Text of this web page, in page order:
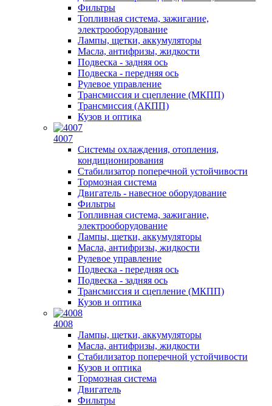
Фильтры
Топливная система, зажигание,
электрооборудование
Лампы, щетки, аккумуляторы
Масла, антифризы, жидкости
Подвеска - задняя ось
Подвеска - передняя ось
Рулевое управление
Трансмиссия и сцепление (МКПП)
Трансмиссия (АКПП)
Кузов и оптика
4007
Системы охлаждения, отопления,
кондиционирования
Стабилизатор поперечной устойчивости
Тормозная система
Двигатель - навесное оборудование
Фильтры
Топливная система, зажигание,
электрооборудование
Лампы, щетки, аккумуляторы
Масла, антифризы, жидкости
Рулевое управление
Подвеска - передняя ось
Подвеска - задняя ось
Трансмиссия и сцепление (МКПП)
Кузов и оптика
4008
Лампы, щетки, аккумуляторы
Масла, антифризы, жидкости
Стабилизатор поперечной устойчивости
Кузов и оптика
Тормозная система
Двигатель
Фильтры